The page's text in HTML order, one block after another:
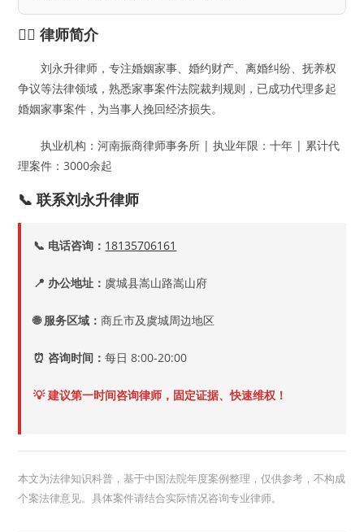
👨‍⚖️ 律师简介
刘永升律师，专注婚姻家事、婚约财产、离婚纠纷、抚养权
争议等法律领域，熟悉家事案件法院裁判规则，已成功代理多起
婚姻家事案件，为当事人挽回经济损失。
执业机构：河南振商律师事务所 | 执业年限：十年 | 累计代
理案件：3000余起
📞 联系刘永升律师
📞 电话咨询： 18135706161
📍 办公地址： 虞城县嵩山路嵩山府
🌐 服务区域：商丘市及虞城周边地区
⏰ 咨询时间：每日 8:00-20:00
💡 建议第一时间咨询律师，固定证据、快速维权！
本文为法律知识科普，基于中国法院年度案例整理，仅供参考，不构成
个案法律意见。具体案件请结合实际情况咨询专业律师。